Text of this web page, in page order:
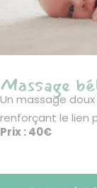
Massage
Un massage
renforçant le lien
Prix : 40€